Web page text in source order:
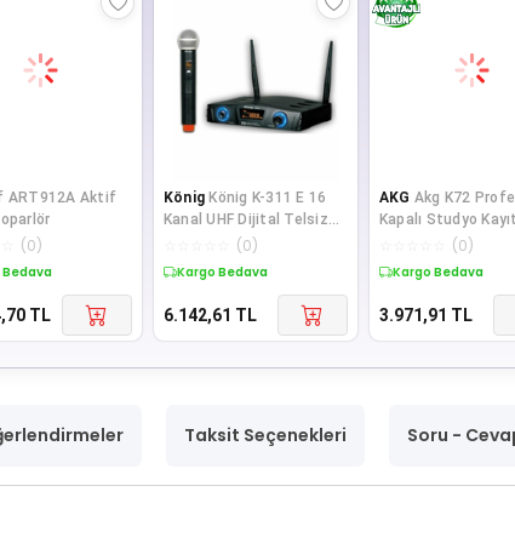
ART912A Aktif
(0)
TL
König König K-311 E 16
Kanal UHF Dijital Telsiz
(0)
Kargo Bedava
6.142,61 TL
AKG Akg K72
Kapalı Studyo Kayıt
(0)
Kargo Bedava
3.971,91 TL
Taksit Seçenekleri Soru -